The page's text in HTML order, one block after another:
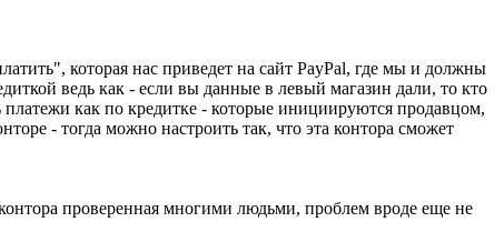
которая нас приведет на сайт PayPal, где мы и должны
ведь как - если вы данные в левый магазин дали, то кто
как по кредитке - которые инициируются продавцом,
- тогда можно настроить так, что эта контора сможет
проверенная многими людьми, проблем вроде еще не